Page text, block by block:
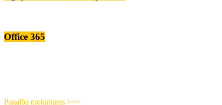
Office 365
Pagalba mokiniams >>>